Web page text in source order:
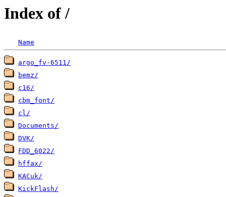
Index of /
Name
argo_fv-6511/
bemz/
c16/
cbm_font/
cl/
Documents/
DVK/
FDD_6022/
hffax/
KACuk/
KickFlash/